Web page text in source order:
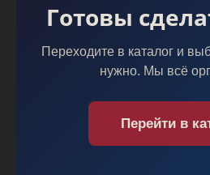
Готовы
Переходите в каталог и
нужно. Мы всё
Перейти в